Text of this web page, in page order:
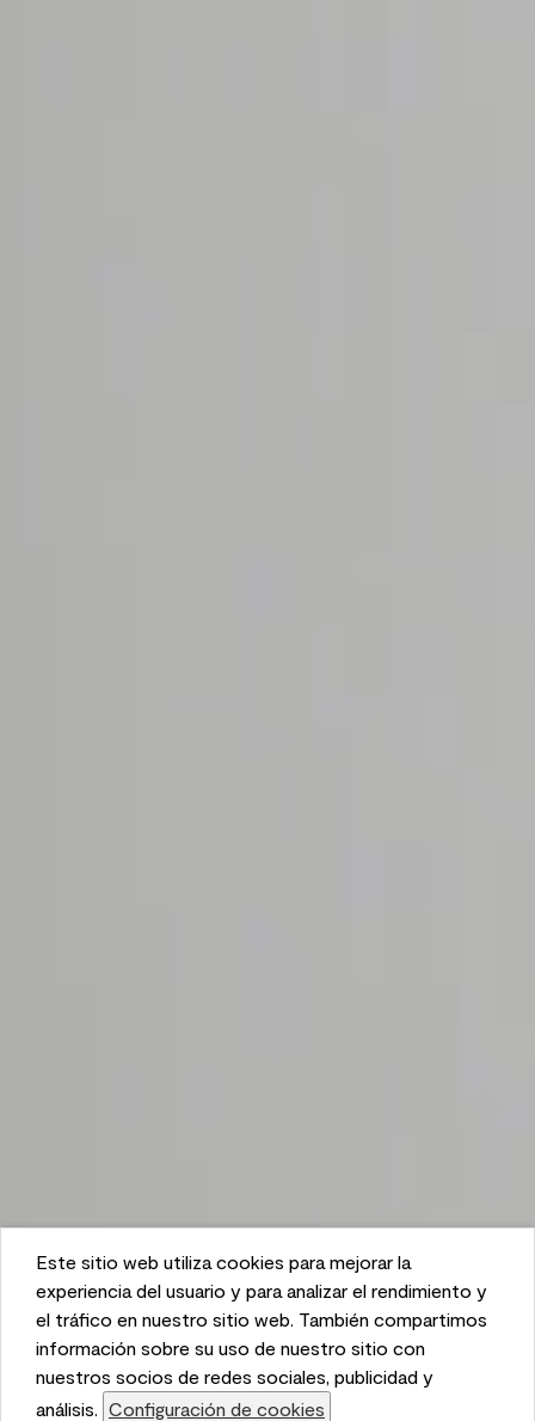
This website uses cookies to enhance user experience
and to analyze performance and traffic on our website.
We also share information about your use of our site
with our social media, advertising, and analytics
partners. Cookie Settings
Este sitio web utiliza cookies para mejorar la
experiencia del usuario y para analizar el rendimiento y
el tráfico en nuestro sitio web. También compartimos
información sobre su uso de nuestro sitio con
nuestros socios de redes sociales, publicidad y
análisis. Configuración de cookies